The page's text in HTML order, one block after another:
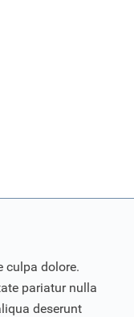
culpa dolore.
pariatur nulla
deserunt